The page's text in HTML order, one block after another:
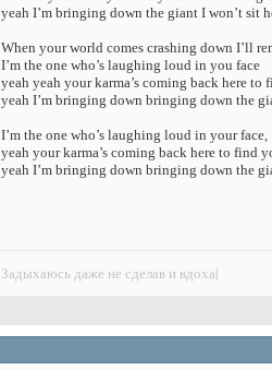
yeah I’m bringing down the giant I won’t sit
When your world comes crashing down I’ll
I’m the one who’s laughing loud in you face
yeah yeah your karma’s coming back here
yeah I’m bringing down bringing down the
I’m the one who’s laughing loud in your face,
yeah your karma’s coming back here to
yeah I’m bringing down bringing down the
Задыхаюсь даже не сделав и вдоха|